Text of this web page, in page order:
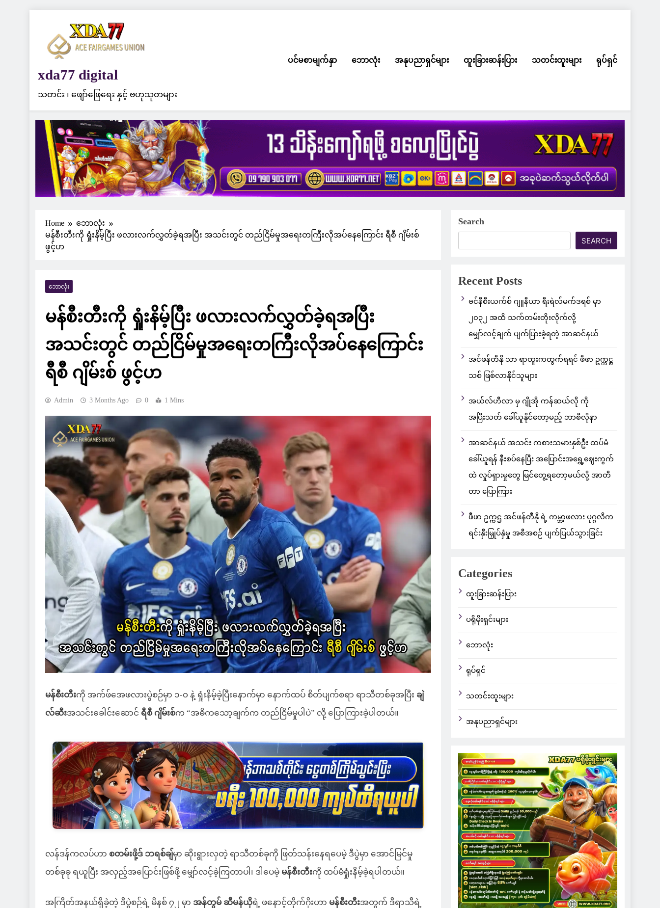
xda77 digital
သတင်း ၊ ဖျော်ဖြေရေး နှင့် ဗဟုသုတများ
ပင်မစာမျက်နှာ ဘောလုံး အနုပညာရှင်များ ထူးခြားဆန်းပြား သတင်းထူးများ ရုပ်ရှင်
Home
ဘောလုံး
မန်စီးတီးကို ရှုံးနိမ့်ပြီး ဖလားလက်လွှတ်ခဲ့ရအပြီး အသင်းတွင် တည်ငြိမ်မှုအရေးတကြီးလိုအပ်နေကြောင်း ရီစီ ဂျိမ်းစ်
ဖွင့်ဟ
ဘောလုံး
မန်စီးတီးကို ရှုံးနိမ့်ပြီး ဖလားလက်လွှတ်ခဲ့ရအပြီး
အသင်းတွင် တည်ငြိမ်မှုအရေးတကြီးလိုအပ်နေကြောင်း
ရီစီ ဂျိမ်းစ် ဖွင့်ဟ
Admin 3 Months Ago 0 1 Mins
မန်စီးတီးကို အက်ဖ်အေဖလားပွဲစဉ်မှာ ၁-၀ နဲ့ ရှုံးနိမ့်ခဲ့ပြီးနောက်မှာ နောက်ထပ် စိတ်ပျက်စရာ ရာသီတစ်ခုအပြီး ချဲ
လ်ဆီးအသင်းခေါင်းဆောင် ရီစီ ဂျိမ်းစ်က “အဓိကသော့ချက်က တည်ငြိမ်မှုပါပဲ” လို့ ပြောကြားခဲ့ပါတယ်။
လန်ဒန်ကလပ်ဟာ စတမ်းဖို့ဒ် ဘရစ်ချ်မှာ ဆိုးရွားလှတဲ့ ရာသီတစ်ခုကို ဖြတ်သန်းနေရပေမဲ့ ဒီပွဲမှာ အောင်မြင်မှု
တစ်ခုခု ရယူပြီး အလှည့်အပြောင်းဖြစ်ဖို့ မျှော်လင့်ခဲ့ကြတာပါ၊ ဒါပေမဲ့ မန်စီးတီးကို ထပ်မံရှုံးနိမ့်ခဲ့ရပါတယ်။
အကြိတ်အနယ်ရှိခဲ့တဲ့ ဒီပွဲစဉ်ရဲ့ မိနစ် ၇၂ မှာ အန်တွမ် ဆီမန်ယိုရဲ့ ဖနောင့်တိုက်ဂိုးဟာ မန်စီးတီးအတွက် ဒီရာသီရဲ့
Search
SEARCH
Recent Posts
ဗင်နီစီးယက်စ် ဂျူနီယာ ရီးရဲလ်မက်ဒရစ် မှာ
၂၀၃၂ အထိ သက်တမ်းတိုးလိုက်လို့
မျှော်လင့်ချက် ပျက်ပြားခဲ့ရတဲ့ အာဆင်နယ်
အင်ဖန်တီနို သာ ရာထူးကထွက်ရရင် ဖီဖာ ဥက္ကဋ္ဌ
သစ် ဖြစ်လာနိုင်သူများ
အယ်လ်ဟီလာ မှ ဂျိုအို ကန်ဆယ်လို ကို
အပြီးသတ် ခေါ်ယူနိုင်တော့မည့် ဘာစီလိုနာ
အာဆင်နယ် အသင်း ကစားသမားနှစ်ဦး ထပ်မံ
ခေါ်ယူရန် နီးစပ်နေပြီး အပြောင်းအရွှေ့ဈေးကွက်
ထဲ လှုပ်ရှားမှုတွေ မြင်တွေ့ရတော့မယ်လို့ အာတီ
တာ ပြောကြား
ဖီဖာ ဥက္ကဋ္ဌ အင်ဖန်တီနို ရဲ့ ကမ္ဘာ့ဖလား ပုဂ္ဂလိက
ရင်းနှီးမြှုပ်နှံမှု အစီအစဉ် ပျက်ပြယ်သွားခြင်း
Categories
ထူးခြားဆန်းပြား
ပရိုမိုးရှင်းများ
ဘောလုံး
ရုပ်ရှင်
သတင်းထူးများ
အနုပညာရှင်များ